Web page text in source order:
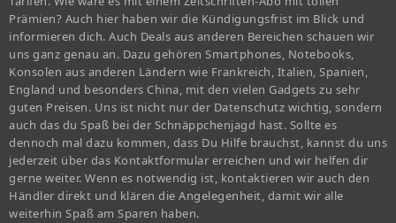
Prämien? Auch hier haben wir die Kündigungsfrist im Blick und
informieren dich. Auch Deals aus anderen Bereichen schauen wir
uns ganz genau an. Dazu gehören Smartphones, Notebooks,
Konsolen aus anderen Ländern wie Frankreich, Italien, Spanien,
England und besonders China, mit den vielen Gadgets zu sehr
guten Preisen. Uns ist nicht nur der Datenschutz wichtig, sondern
auch das du Spaß bei der Schnäppchenjagd hast. Sollte es
dennoch mal dazu kommen, dass Du Hilfe brauchst, kannst du uns
jederzeit über das Kontaktformular erreichen und wir helfen dir
gerne weiter. Wenn es notwendig ist, kontaktieren wir auch den
Händler direkt und klären die Angelegenheit, damit wir alle
weiterhin Spaß am Sparen haben.